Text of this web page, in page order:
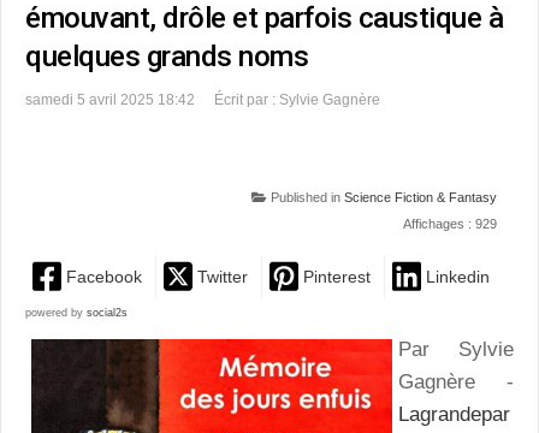
émouvant, drôle et parfois caustique à
quelques grands noms
samedi 5 avril 2025 18:42 Écrit par : Sylvie Gagnère
Published in Science Fiction & Fantasy
Affichages : 929
Facebook Twitter Pinterest Linkedin
powered by social2s
Par Sylvie
Gagnère -
Lagrandepar